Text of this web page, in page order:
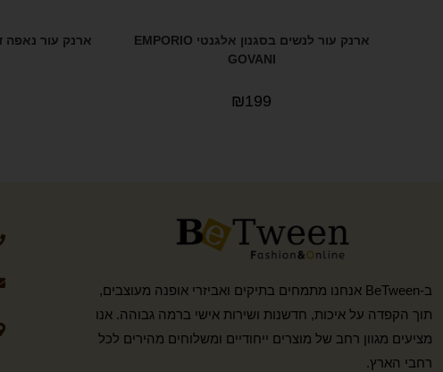
ארנק עור לנשים בסגנון אלגנטי EMPORIO
GOVANI
₪199
ב-BeTween אנחנו מתמחים בתיקים ואביזרי אופנה מעוצבים,
תוך הקפדה על איכות, חדשנות ושירות אישי ברמה גבוהה. אנו
מציעים מגוון רחב של מוצרים ייחודיים ומשלוחים מהירים לכל
רחבי הארץ.